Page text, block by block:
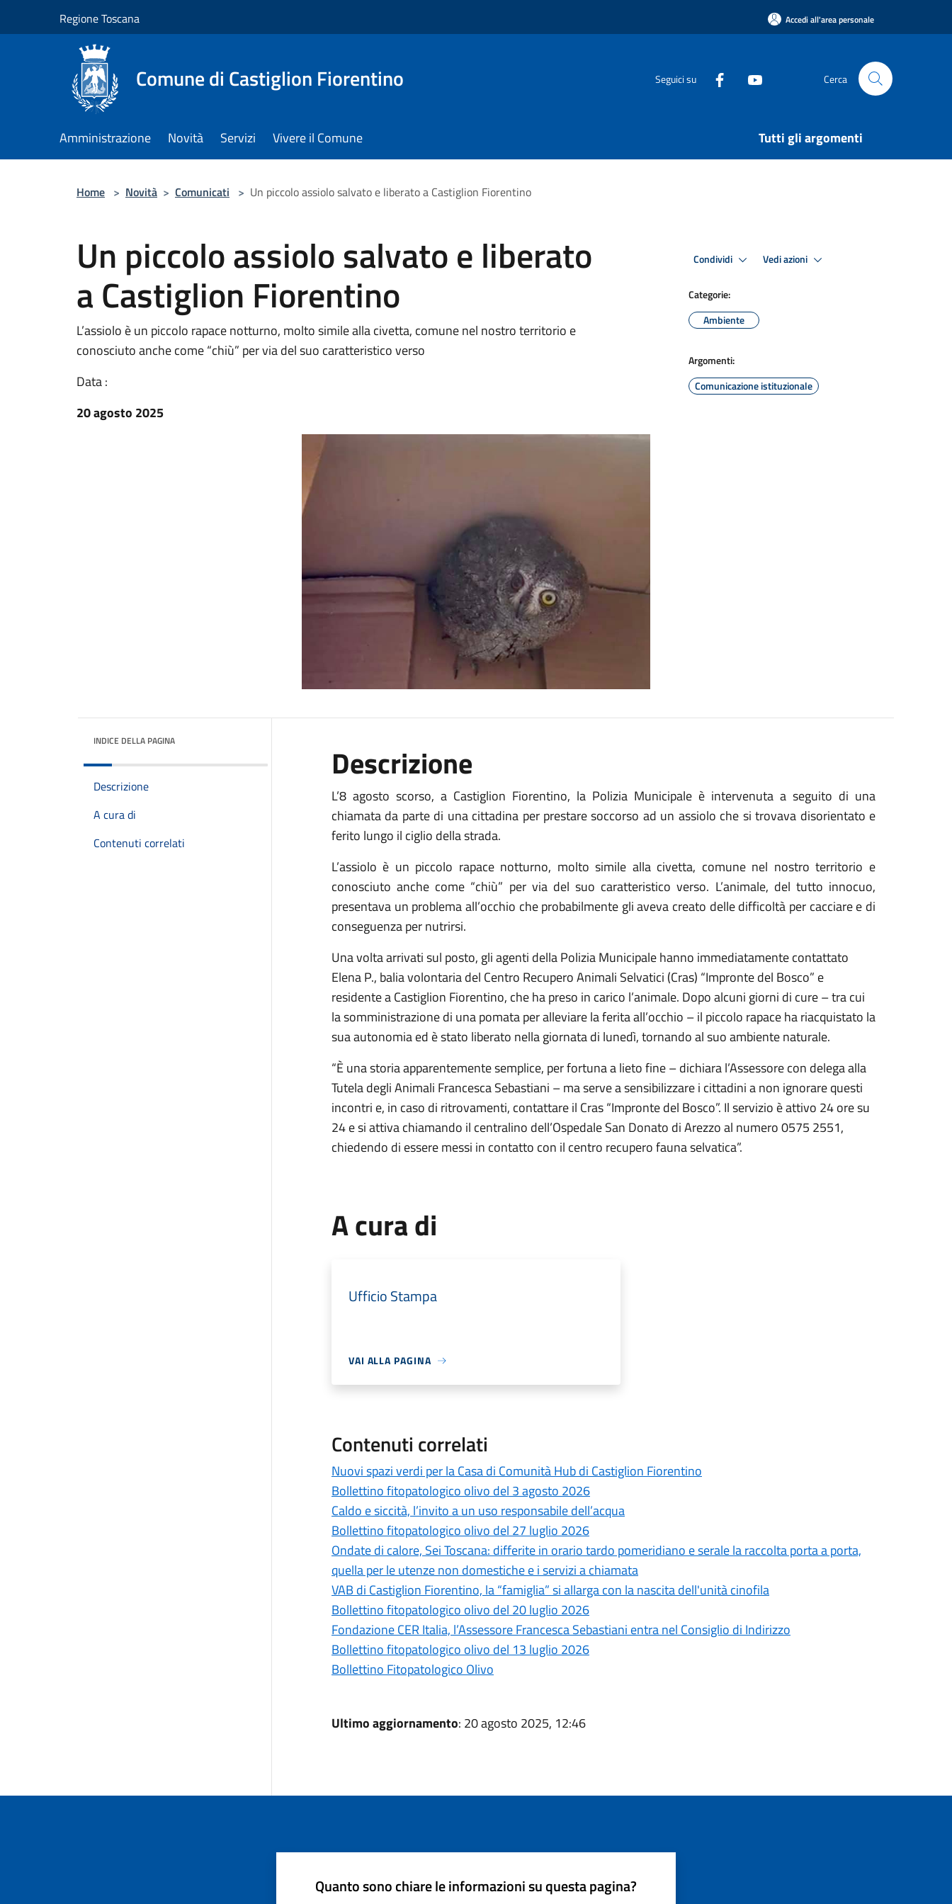
Regione Toscana Accedi all'area personale
Comune di Castiglion Fiorentino Seguici su Cerca
Amministrazione Novità Servizi Vivere il Comune Tutti gli argomenti
Home > Novità > Comunicati > Un piccolo assiolo salvato e liberato a Castiglion Fiorentino
Un piccolo assiolo salvato e liberato
a Castiglion Fiorentino
L’assiolo è un piccolo rapace notturno, molto simile alla civetta, comune nel nostro territorio e
conosciuto anche come “chiù” per via del suo caratteristico verso
Data :
20 agosto 2025
Condividi Vedi azioni
Categorie:
Ambiente
Argomenti:
Comunicazione istituzionale
INDICE DELLA PAGINA
Descrizione
A cura di
Contenuti correlati
Descrizione
L’8 agosto scorso, a Castiglion Fiorentino, la Polizia Municipale è intervenuta a seguito di una
chiamata da parte di una cittadina per prestare soccorso ad un assiolo che si trovava disorientato e
ferito lungo il ciglio della strada.
L’assiolo è un piccolo rapace notturno, molto simile alla civetta, comune nel nostro territorio e
conosciuto anche come “chiù” per via del suo caratteristico verso. L’animale, del tutto innocuo,
presentava un problema all’occhio che probabilmente gli aveva creato delle difficoltà per cacciare e di
conseguenza per nutrirsi.
Una volta arrivati sul posto, gli agenti della Polizia Municipale hanno immediatamente contattato
Elena P., balia volontaria del Centro Recupero Animali Selvatici (Cras) “Impronte del Bosco” e
residente a Castiglion Fiorentino, che ha preso in carico l’animale. Dopo alcuni giorni di cure – tra cui
la somministrazione di una pomata per alleviare la ferita all’occhio – il piccolo rapace ha riacquistato la
sua autonomia ed è stato liberato nella giornata di lunedì, tornando al suo ambiente naturale.
“È una storia apparentemente semplice, per fortuna a lieto fine – dichiara l’Assessore con delega alla
Tutela degli Animali Francesca Sebastiani – ma serve a sensibilizzare i cittadini a non ignorare questi
incontri e, in caso di ritrovamenti, contattare il Cras “Impronte del Bosco”. Il servizio è attivo 24 ore su
24 e si attiva chiamando il centralino dell’Ospedale San Donato di Arezzo al numero 0575 2551,
chiedendo di essere messi in contatto con il centro recupero fauna selvatica”.
A cura di
Ufficio Stampa
VAI ALLA PAGINA
Contenuti correlati
Nuovi spazi verdi per la Casa di Comunità Hub di Castiglion Fiorentino
Bollettino fitopatologico olivo del 3 agosto 2026
Caldo e siccità, l’invito a un uso responsabile dell’acqua
Bollettino fitopatologico olivo del 27 luglio 2026
Ondate di calore, Sei Toscana: differite in orario tardo pomeridiano e serale la raccolta porta a porta,
quella per le utenze non domestiche e i servizi a chiamata
VAB di Castiglion Fiorentino, la “famiglia” si allarga con la nascita dell'unità cinofila
Bollettino fitopatologico olivo del 20 luglio 2026
Fondazione CER Italia, l’Assessore Francesca Sebastiani entra nel Consiglio di Indirizzo
Bollettino fitopatologico olivo del 13 luglio 2026
Bollettino Fitopatologico Olivo
Ultimo aggiornamento: 20 agosto 2025, 12:46
Quanto sono chiare le informazioni su questa pagina?